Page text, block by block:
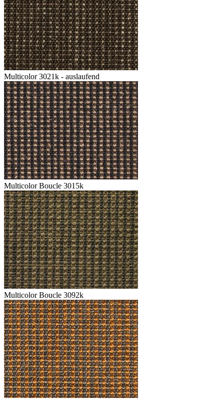
Multicolor 3021k - auslaufend
Multicolor Boucle 3015k
Multicolor Boucle 3092k